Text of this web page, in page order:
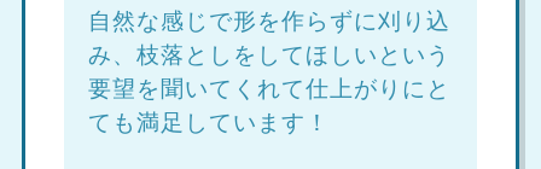
自然な感じで形を作らずに刈り込
み、枝落としをしてほしいという
要望を聞いてくれて仕上がりにと
ても満足しています！